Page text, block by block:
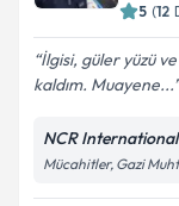
5 (12
İlgisi, güler yüzü ve
kaldım. Muayene...
NCR
Mücahitler, Gazi